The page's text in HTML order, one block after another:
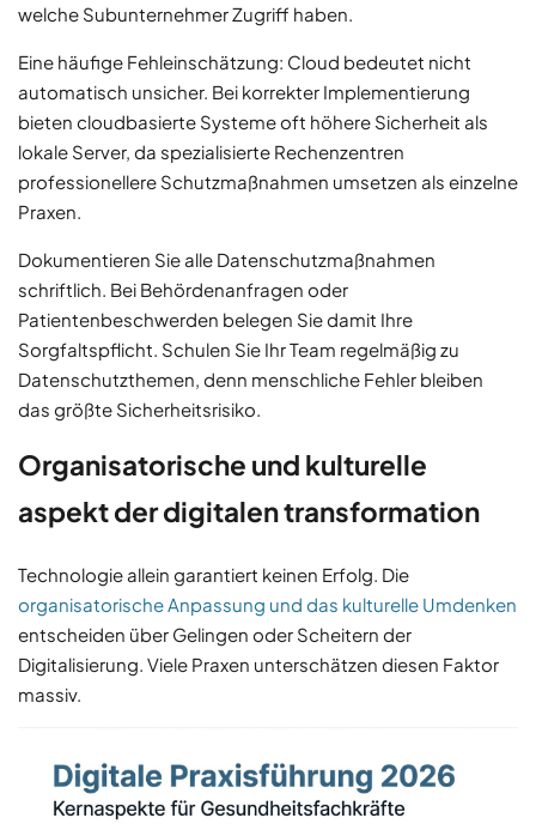
welche Subunternehmer Zugriff haben.
Eine häufige Fehleinschätzung: Cloud bedeutet nicht
automatisch unsicher. Bei korrekter Implementierung
bieten cloudbasierte Systeme oft höhere Sicherheit als
lokale Server, da spezialisierte Rechenzentren
professionellere Schutzmaßnahmen umsetzen als einzelne
Praxen.
Dokumentieren Sie alle Datenschutzmaßnahmen
schriftlich. Bei Behördenanfragen oder
Patientenbeschwerden belegen Sie damit Ihre
Sorgfaltspflicht. Schulen Sie Ihr Team regelmäßig zu
Datenschutzthemen, denn menschliche Fehler bleiben
das größte Sicherheitsrisiko.
Organisatorische und kulturelle
aspekt der digitalen transformation
Technologie allein garantiert keinen Erfolg. Die
organisatorische Anpassung und das kulturelle Umdenken
entscheiden über Gelingen oder Scheitern der
Digitalisierung. Viele Praxen unterschätzen diesen Faktor
massiv.